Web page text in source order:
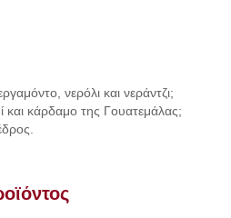
νερόλι και νεράντζι;
και κάρδαμο της Γουατεμάλας;